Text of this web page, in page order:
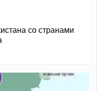
со странами